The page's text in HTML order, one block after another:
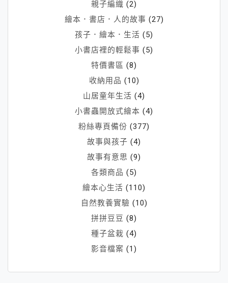
親子編織 (2)
繪本．書店．人的故事 (27)
孩子．繪本．生活 (5)
小書店裡的輕鬆事 (5)
特價書區 (8)
收納用品 (10)
山居童年生活 (4)
小書蟲開放式繪本 (4)
粉絲專頁備份 (377)
故事與孩子 (4)
故事有意思 (9)
各類商品 (5)
繪本心生活 (110)
自然教養實驗 (10)
拼拼豆豆 (8)
種子盆栽 (4)
影音檔案 (1)